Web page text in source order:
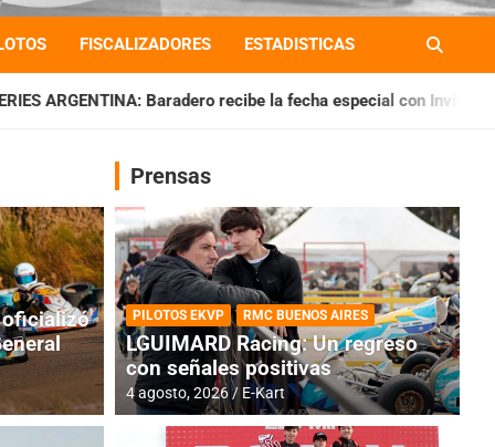
FISCALIZADORES ESTADISTICAS
recibe la fecha especial con Invitados CHAQUEÑO
oficializó
Prensas
PILOTOS EKVP RMC BUENOS AIRES
LGUIMARD Racing: Un regreso
con señales positivas
4 agosto, 2026 E-Kart